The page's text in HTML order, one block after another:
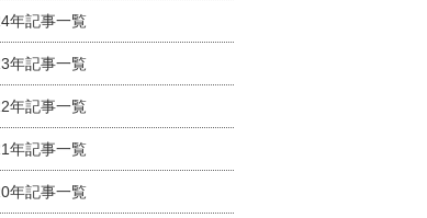
年記事一覧
年記事一覧
年記事一覧
年記事一覧
年記事一覧